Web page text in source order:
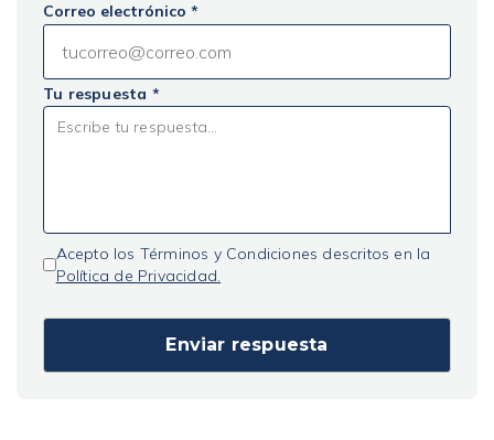
Correo electrónico *
Tu respuesta *
Acepto los Términos y Condiciones descritos en la
Política de Privacidad.